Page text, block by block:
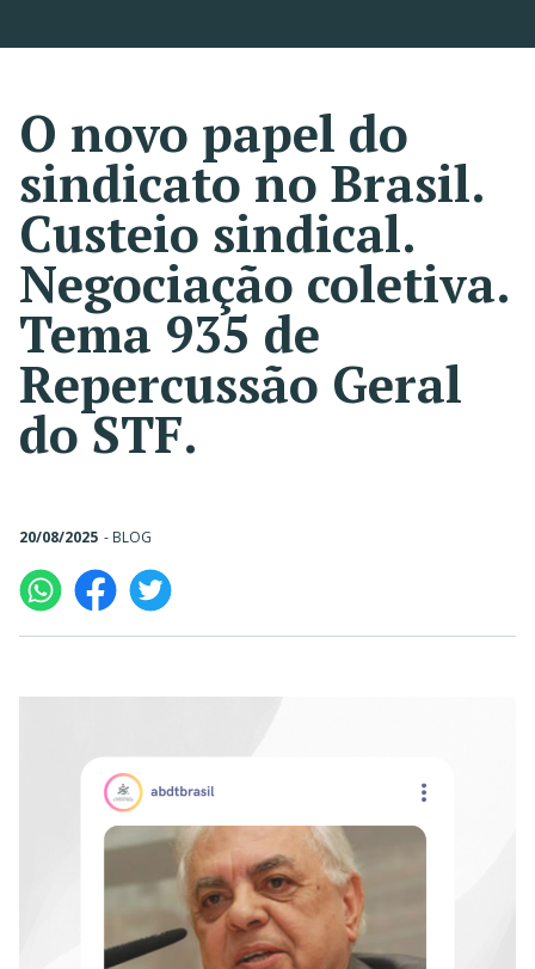
O novo papel do
sindicato no Brasil.
Custeio sindical.
Negociação coletiva.
Tema 935 de
Repercussão Geral
do STF.
20/08/2025 - BLOG